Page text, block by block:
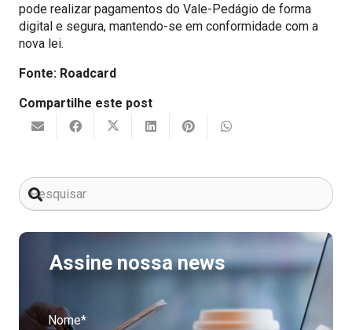
pode realizar pagamentos do Vale-Pedágio de forma
digital e segura, mantendo-se em conformidade com a
nova lei.
Fonte: Roadcard
Compartilhe este post
Assine nossa news